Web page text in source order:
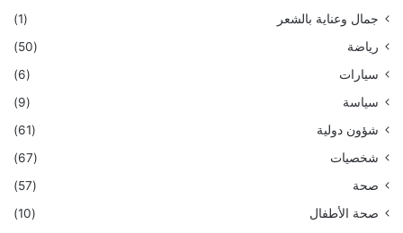
جمال وعناية بالشعر
(1)
رياضة
(50)
سيارات
(6)
سياسة
(9)
شؤون دولية
(61)
شخصيات
(67)
صحة
(57)
صحة الأطفال
(10)